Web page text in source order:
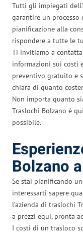
Tutti gli impiegati
garantire un processo
pianificazione alla
rispondere a tutte le
Ti invitiamo a
informazioni sui costi
preventivo gratuito e
chiara di quanto
Non importa quanto
Traslochi Bolzano è
possibile.
Bolzano
Se stai pianificando
interessarti sapere
l’azienda di traslochi
a prezzi equi, pronta
I costi di un trasloco